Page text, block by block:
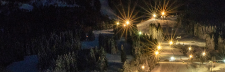
Preise & Öffnungszeiten
Wissenswertes zum Kurbeitrag & Co
Reiserücktrittskostenversicherung